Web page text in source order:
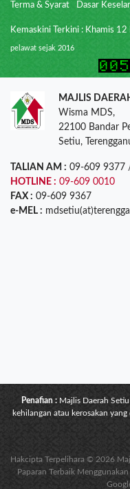
Terma & Syarat Dasar
Kemaskini Terkini : Khamis
pelawat sejak 2016
MAJLIS
Wisma MDS,
22100 Bandar
Setiu,
TALIAN AM : 09-609 9377
HOTLINE : 09-609 0010
FAX : 09-609 9367
e-MEL :
Penafian : Majlis Daerah
kehilangan atau kerosakan
Hakcipta Terpelihara © 2026
Paparan Terbaik